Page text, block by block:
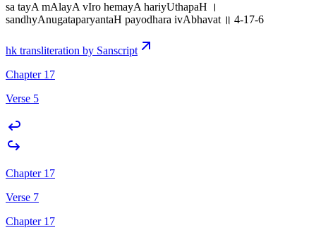
sa tayA mAlayA vIro hemayA hariyUthapaH ।
sandhyAnugataparyantaH payodhara ivAbhavat ॥ 4-17-6
hk transliteration by Sanscript
Chapter 17
Verse 5
Chapter 17
Verse 7
Chapter 17